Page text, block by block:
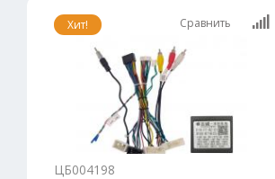
Хит! Сравнить
ЦБ004198